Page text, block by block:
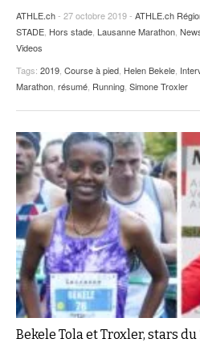
ATHLE.ch- 27 octobre 2019 - ATHLE.ch
STADE Hors stade Lausanne Marathon
Videos
Tags: 2019 Course à pied Helen Bekele
Marathon résumé Running Simone Troxler
Bekele Tola et Troxler, stars